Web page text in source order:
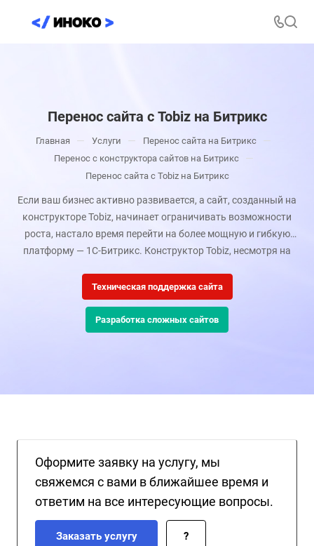
Перенос сайта с Tobiz на Битрикс
Главная — Услуги — Перенос сайта на Битрикс —
Перенос с конструктора сайтов на Битрикс —
Перенос сайта с Tobiz на Битрикс
Если ваш бизнес активно развивается, а сайт, созданный на
конструкторе Tobiz, начинает ограничивать возможности
роста, настало время перейти на более мощную и гибкую
платформу — 1С-Битрикс. Конструктор Tobiz, несмотря на
ограничения в плане масштабируемости, скорости, SEO-
гибкости и интеграции с внешними системами.
Техническая поддержка сайта
Разработка сложных сайтов
Оформите заявку на услугу, мы
свяжемся с вами в ближайшее время и
ответим на все интересующие вопросы.
Заказать услугу ?